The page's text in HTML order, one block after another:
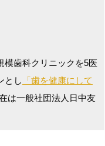
模歯科クリニックを5医
とし
「歯を健康にして
は一般社団法人日中友